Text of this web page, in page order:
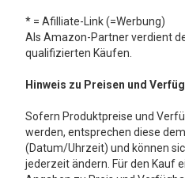
* = Afilliate-Link (=Werbung)
Als Amazon-Partner verdient
qualifizierten Käufen.
Hinweis zu Preisen und
Sofern Produktpreise und
werden, entsprechen diese
(Datum/Uhrzeit) und können
jederzeit ändern. Für den Kauf